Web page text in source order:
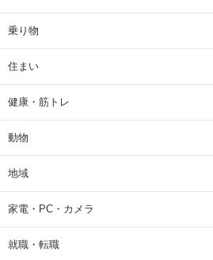
ニュース
ファッション
ホビー
ライフスタイル
乗り物
住まい
健康・筋トレ